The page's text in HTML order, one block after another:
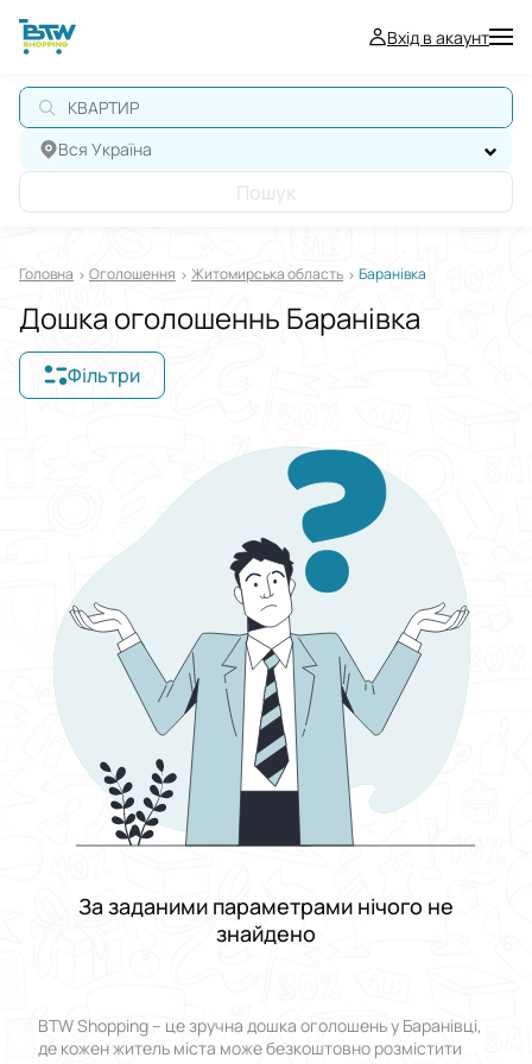
Вхід в акаунт
КВАРТИРА
Вся Україна
Пошук
Головна Оголошення Житомирська область Баранівка
Дошка оголошеннь Баранівка
Фільтри
Виберіть групу категорій
Від До
Стан
Застосувати
Скинути все
За заданими параметрами нічого не
знайдено
BTW Shopping – це зручна дошка оголошень у Баранівці,
де кожен житель міста може безкоштовно розмістити